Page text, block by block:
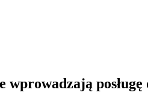
wprowadzają